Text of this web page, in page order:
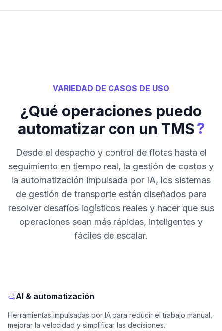
VARIEDAD DE CASOS DE USO
¿Qué operaciones puedo
automatizar con un TMS?
Desde el despacho y control de flotas hasta el
seguimiento en tiempo real, la gestión de costos y
la automatización impulsada por IA, los sistemas
de gestión de transporte están diseñados para
resolver desafíos logísticos reales y hacer que sus
operaciones sean más rápidas, inteligentes y
fáciles de escalar.
AI & automatización
Herramientas impulsadas por IA para reducir el trabajo manual,
mejorar la velocidad y simplificar las decisiones.